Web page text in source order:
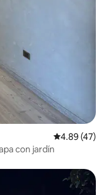
Calificación
4.89 (47)
con jardín